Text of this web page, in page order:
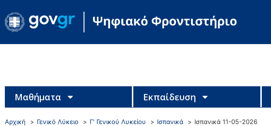
Μαθήματα Εκπαίδευση
Αρχική Γενικό Λύκειο Γ' Γενικού Λυκείου Ισπανικά Ισπανικά 11-05-2026